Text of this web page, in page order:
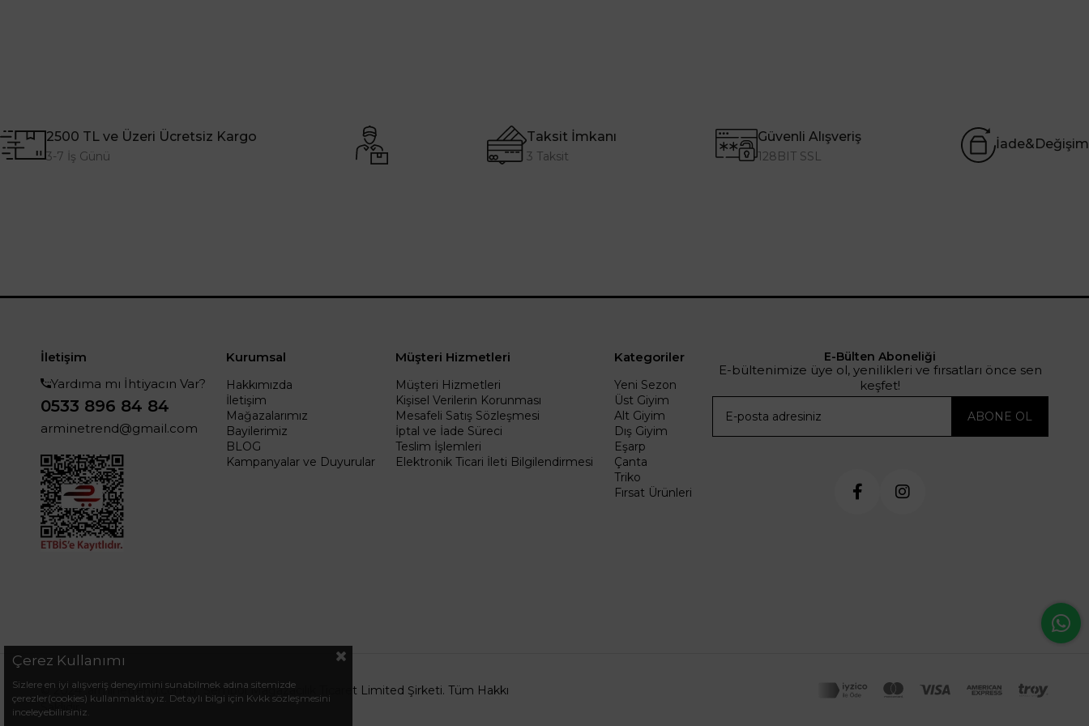
2500 TL ve Üzeri Ücretsiz Kargo
3-7 İş Günü
Taksit İmkanı
3 Taksit
Güvenli Alışveriş
128BIT SSL
İade&Değişim
İletişim
Yardıma mı İhtiyacın Var?
0533 896 84 84
arminetrend@gmail.com
Kurumsal
Hakkımızda
İletişim
Mağazalarımız
Bayilerimiz
BLOG
Kampanyalar ve Duyurular
Müşteri Hizmetleri
Müşteri Hizmetleri
Kişisel Verilerin Korunması
Mesafeli Satış Sözleşmesi
İptal ve İade Süreci
Teslim İşlemleri
Elektronik Ticari İleti Bilgilendirmesi
Kategoriler
Yeni Sezon
Üst Giyim
Alt Giyim
Dış Giyim
Eşarp
Çanta
Triko
Fırsat Ürünleri
E-Bülten Aboneliği
E-bültenimize üye ol, yenilikleri ve fırsatları önce sen
keşfet!
ABONE OL
© 2024 .arminetrend.com.tr. Sembol Mağazacılık Ticaret Limited Şirketi. Tüm Hakkı
Saklıdır.
Çerez Kullanımı
Sizlere en iyi alışveriş deneyimini sunabilmek adına sitemizde
çerezler(cookies) kullanmaktayız. Detaylı bilgi için Kvkk sözleşmesini
inceleyebilirsiniz.